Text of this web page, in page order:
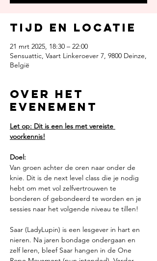
Tijd en locatie
21 mrt 2025, 18:30 – 22:00
Sensuattic, Vaart Linkeroever 7, 9800 Deinze,
België
Over het
evenement
Let op: Dit is een les met vereiste
voorkennis!
Doel:
Van groen achter de oren naar onder de
knie. Dit is de next level class die je nodig
hebt om met vol zelfvertrouwen te
bonderen of gebondeerd te worden en je
sessies naar het volgende niveau te tillen!
Saar (LadyLupin) is een lesgever in hart en
nieren. Na jaren bondage ondergaan en
zelf leren, bleef Saar hangen in de One